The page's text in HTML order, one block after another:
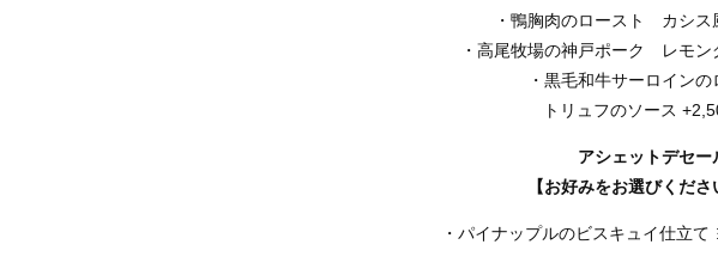
・鴨胸肉のロースト カシス
・高尾牧場の神戸ポーク レモン
・黒毛和牛サーロインの
トリュフのソース
アシェットデセー
【お好みをお選びくださ
・パイナップルのビスキュイ仕立て